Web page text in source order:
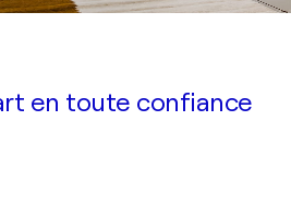
en toute confiance